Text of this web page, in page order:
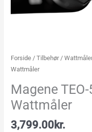
Forside /Tilbehør/
Wattmåler
Magene
Wattmåler
3,799.00kr.